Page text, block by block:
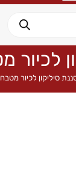
לכיור
סיליקון לכיור מטבח